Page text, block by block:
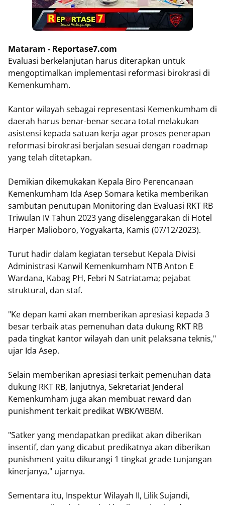
Mataram - Reportase7.com
Evaluasi berkelanjutan harus diterapkan untuk
mengoptimalkan implementasi reformasi birokrasi di
Kemenkumham.
Kantor wilayah sebagai representasi Kemenkumham di
daerah harus benar-benar secara total melakukan
asistensi kepada satuan kerja agar proses penerapan
reformasi birokrasi berjalan sesuai dengan roadmap
yang telah ditetapkan.
Demikian dikemukakan Kepala Biro Perencanaan
Kemenkumham Ida Asep Somara ketika memberikan
sambutan penutupan Monitoring dan Evaluasi RKT RB
Triwulan IV Tahun 2023 yang diselenggarakan di Hotel
Harper Malioboro, Yogyakarta, Kamis (07/12/2023).
Turut hadir dalam kegiatan tersebut Kepala Divisi
Administrasi Kanwil Kemenkumham NTB Anton E
Wardana, Kabag PH, Febri N Satriatama; pejabat
struktural, dan staf.
"Ke depan kami akan memberikan apresiasi kepada 3
besar terbaik atas pemenuhan data dukung RKT RB
pada tingkat kantor wilayah dan unit pelaksana teknis,"
ujar Ida Asep.
Selain memberikan apresiasi terkait pemenuhan data
dukung RKT RB, lanjutnya, Sekretariat Jenderal
Kemenkumham juga akan membuat reward dan
punishment terkait predikat WBK/WBBM.
"Satker yang mendapatkan predikat akan diberikan
insentif, dan yang dicabut predikatnya akan diberikan
punishment yaitu dikurangi 1 tingkat grade tunjangan
kinerjanya," ujarnya.
Sementara itu, Inspektur Wilayah II, Lilik Sujandi,